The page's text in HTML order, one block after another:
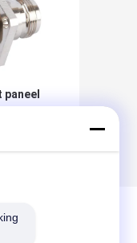
paneel